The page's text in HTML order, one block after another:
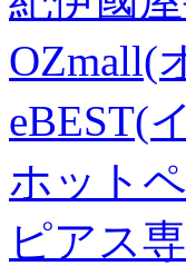
OZmall(
eBEST(
ホット
ピアス